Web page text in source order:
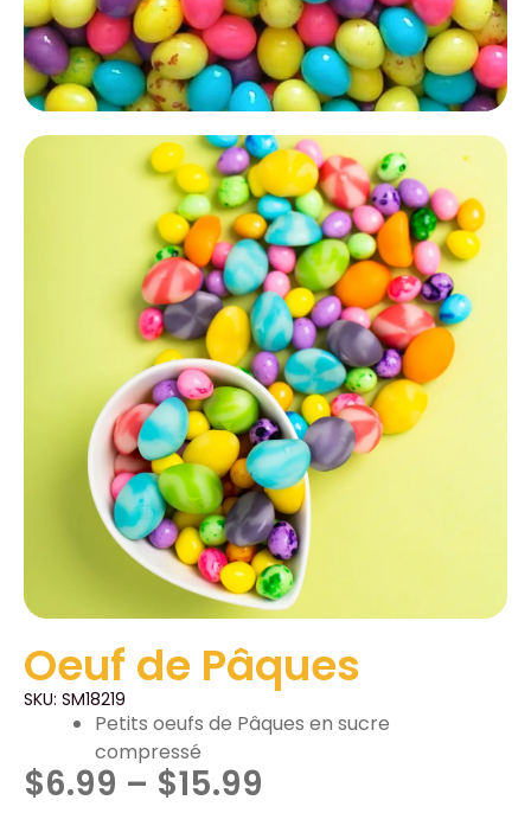
Oeuf de Pâques
SKU: SM18219
Petits oeufs de Pâques en sucre
compressé
$6.99 – $15.99